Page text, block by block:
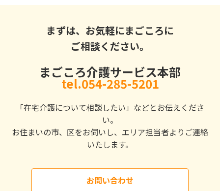
まずは、お気軽にまごころに
ご相談ください。
まごころ介護サービス本部
tel.054-285-5201
「在宅介護について相談したい」などとお伝えくださ
い。
お住まいの市、区をお伺いし、エリア担当者よりご連絡
いたします。
お問い合わせ